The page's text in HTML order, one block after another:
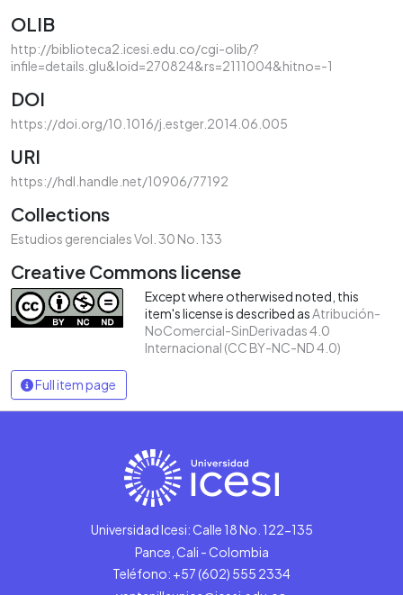
OLIB
http://biblioteca2.icesi.edu.co/cgi-olib/?
infile=details.glu&loid=270824&rs=2111004&hitno=-1
DOI
https://doi.org/10.1016/j.estger.2014.06.005
URI
https://hdl.handle.net/10906/77192
Collections
Estudios gerenciales Vol. 30 No. 133
Creative Commons license
Except where otherwised noted, this
item's license is described asAtribución-
NoComercial-SinDerivadas 4.0
Internacional (CC BY-NC-ND 4.0)
Full item page
Universidad Icesi: Calle 18 No. 122-135
Pance, Cali - Colombia
Teléfono: +57 (602) 555 2334